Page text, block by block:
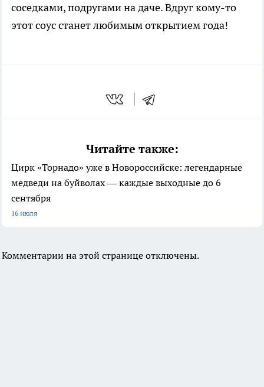
соседками, подругами на даче. Вдруг кому-то
этот соус станет любимым открытием года!
Читайте также:
Цирк «Торнадо» уже в Новороссийске: легендарные
медведи на буйволах — каждые выходные до 6
сентября
16 июля
Комментарии на этой странице отключены.